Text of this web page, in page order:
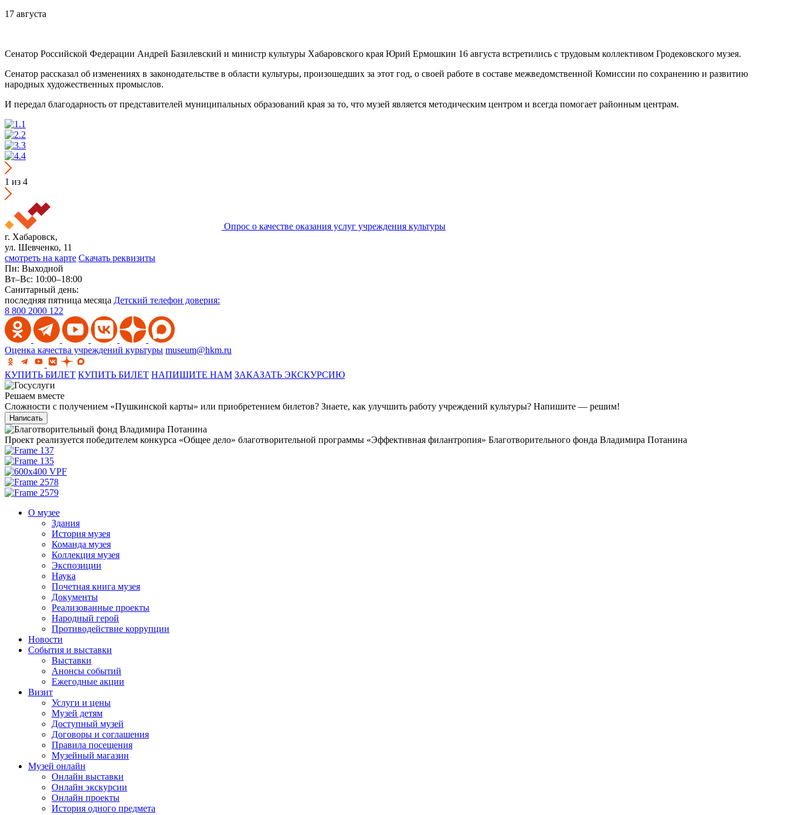
17 августа
Сенатор Российской Федерации Андрей Базилевский и министр культуры Хабаровского края Юрий Ермошкин 16 августа встретились с трудовым коллективом Гродековского музея.
Сенатор рассказал об изменениях в законодательстве в области культуры, произошедших за этот год, о своей работе в составе межведомственной Комиссии по сохранению и развитию
народных художественных промыслов.
И передал благодарность от представителей муниципальных образований края за то, что музей является методическим центром и всегда помогает районным центрам.
1 из 4
Опрос о качестве оказания услуг учреждения культуры
г. Хабаровск,
ул. Шевченко, 11
смотреть на карте Скачать реквизиты
Пн: Выходной
Вт–Вс: 10:00–18:00
Санитарный день:
последняя пятница месяца Детский телефон доверия:
8 800 2000 122
Оценка качества учреждений курьтуры museum@hkm.ru
КУПИТЬ БИЛЕТ КУПИТЬ БИЛЕТ НАПИШИТЕ НАМ ЗАКАЗАТЬ ЭКСКУРСИЮ
Решаем вместе
Сложности с получением «Пушкинской карты» или приобретением билетов? Знаете, как улучшить работу учреждений культуры? Напишите — решим!
Написать
Проект реализуется победителем конкурса «Общее дело» благотворительной программы «Эффективная филантропия» Благотворительного фонда Владимира Потанина
О музее
Здания
История музея
Команда музея
Коллекция музея
Экспозиции
Наука
Почетная книга музея
Документы
Реализованные проекты
Народный герой
Противодействие коррупции
Новости
События и выставки
Выставки
Анонсы событий
Ежегодные акции
Визит
Услуги и цены
Музей детям
Доступный музей
Договоры и соглашения
Правила посещения
Музейный магазин
Музей онлайн
Онлайн выставки
Онлайн экскурсии
Онлайн проекты
История одного предмета